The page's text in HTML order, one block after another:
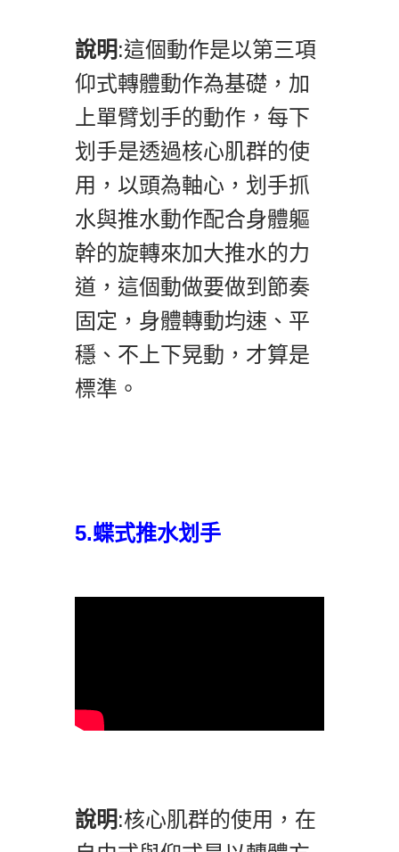
說明:這個動作是以第三項
仰式轉體動作為基礎，加
上單臂划手的動作，每下
划手是透過核心肌群的使
用，以頭為軸心，划手抓
水與推水動作配合身體軀
幹的旋轉來加大推水的力
道，這個動做要做到節奏
固定，身體轉動均速、平
穩、不上下晃動，才算是
標準。
5.蝶式推水划手
說明:核心肌群的使用，在